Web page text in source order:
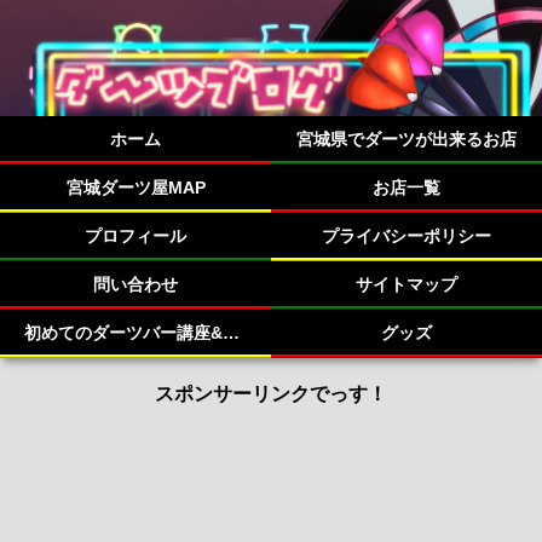
ホーム 宮城県でダーツが出来るお店
宮城ダーツ屋MAP お店一覧
プロフィール プライバシーポリシー
問い合わせ サイトマップ
初めてのダーツバー講座&宮城県のダーツバー紹介！ グッズ
スポンサーリンクでっす！